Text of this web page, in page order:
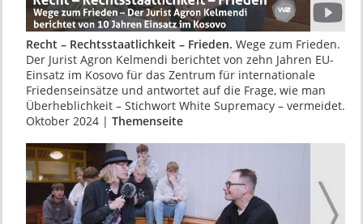
Recht – Rechtsstaatlichkeit – Frieden. Wege zum Frieden.
Der Jurist Agron Kelmendi berich­tet von zehn Jahren EU-
Einsatz im Kosovo für das Zentrum für internationale
Friedens­ein­sätze und antwortet auf die Frage, wie man
Überheblichkeit – Stichwort White Supremacy – vermeidet.
Oktober 2024 | Themenseite